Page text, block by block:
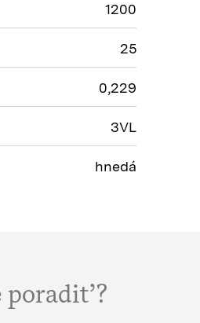
1200
25
0,229
3VL
hnedá
poradiť?